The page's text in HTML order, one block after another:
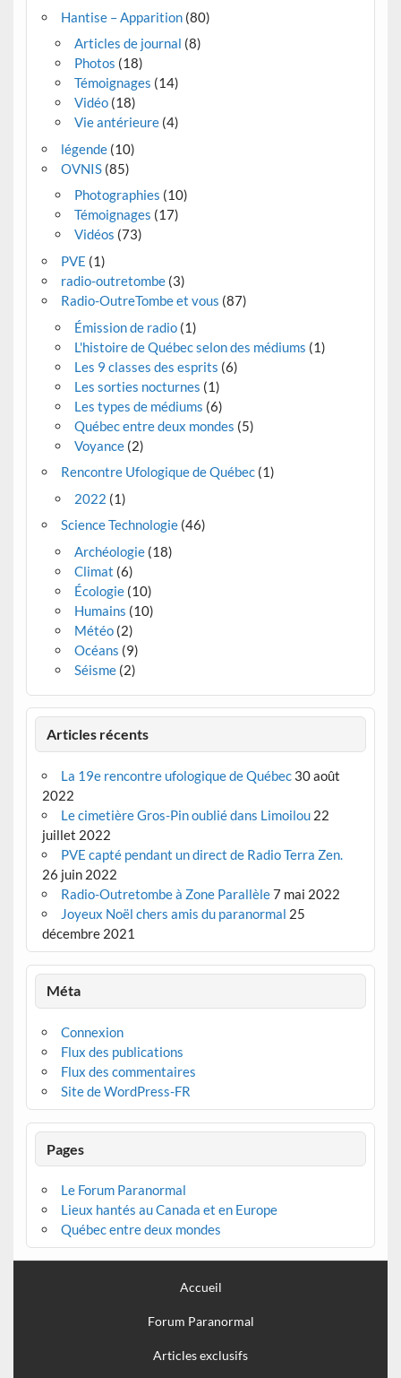
Hantise – Apparition(80)
Articles de journal (8)
Photos (18)
Témoignages (14)
Vidéo(18)
Vie antérieure(4)
légende(10)
OVNIS(85)
Photographies (10)
Témoignages (17)
Vidéos (73)
PVE (1)
radio-outretombe(3)
Radio-OutreTombe et vous (87)
Émission de radio(1)
L'histoire de Québec selon des médiums (1)
Les 9 classes des esprits (6)
Les sorties nocturnes (1)
Les types de médiums (6)
Québec entre deux mondes (5)
Voyance(2)
Rencontre Ufologique de Québec(1)
2022 (1)
Science Technologie(46)
Archéologie(18)
Climat (6)
Écologie(10)
Humains (10)
Météo(2)
Océans (9)
Séisme(2)
Articles récents
La 19e rencontre ufologique de Québec 30 août
2022
Le cimetière Gros-Pin oublié dans Limoilou 22
juillet 2022
PVE capté pendant un direct de Radio Terra Zen.
26 juin 2022
Radio-Outretombe à Zone Parallèle7 mai 2022
Joyeux Noël chers amis du paranormal 25
décembre 2021
Méta
Connexion
Flux des publications
Flux des commentaires
Site de WordPress-FR
Pages
Le Forum Paranormal
Lieux hantés au Canada et en Europe
Québec entre deux mondes
Accueil
Forum Paranormal
Articles exclusifs